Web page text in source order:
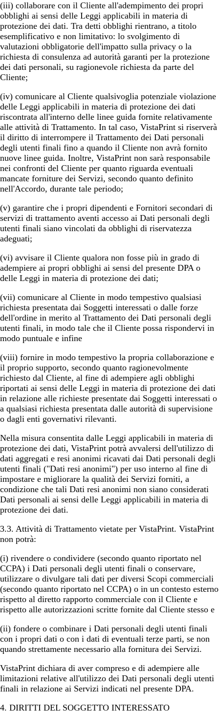
(iii) collaborare con il Cliente all'adempimento dei propri
obblighi ai sensi delle Leggi applicabili in materia di
protezione dei dati. Tra detti obblighi rientrano, a titolo
esemplificativo e non limitativo: lo svolgimento di
valutazioni obbligatorie dell'impatto sulla privacy o la
richiesta di consulenza ad autorità garanti per la protezione
dei dati personali, su ragionevole richiesta da parte del
Cliente;
(iv) comunicare al Cliente qualsivoglia potenziale violazione
delle Leggi applicabili in materia di protezione dei dati
riscontrata all'interno delle linee guida fornite relativamente
alle attività di Trattamento. In tal caso, VistaPrint si riserverà
il diritto di interrompere il Trattamento dei Dati personali
degli utenti finali fino a quando il Cliente non avrà fornito
nuove linee guida. Inoltre, VistaPrint non sarà responsabile
nei confronti del Cliente per quanto riguarda eventuali
mancate forniture dei Servizi, secondo quanto definito
nell'Accordo, durante tale periodo;
(v) garantire che i propri dipendenti e Fornitori secondari di
servizi di trattamento aventi accesso ai Dati personali degli
utenti finali siano vincolati da obblighi di riservatezza
adeguati;
(vi) avvisare il Cliente qualora non fosse più in grado di
adempiere ai propri obblighi ai sensi del presente DPA o
delle Leggi in materia di protezione dei dati;
(vii) comunicare al Cliente in modo tempestivo qualsiasi
richiesta presentata dai Soggetti interessati o dalle forze
dell'ordine in merito al Trattamento dei Dati personali degli
utenti finali, in modo tale che il Cliente possa rispondervi in
modo puntuale e infine
(viii) fornire in modo tempestivo la propria collaborazione e
il proprio supporto, secondo quanto ragionevolmente
richiesto dal Cliente, al fine di adempiere agli obblighi
riportati ai sensi delle Leggi in materia di protezione dei dati
in relazione alle richieste presentate dai Soggetti interessati o
a qualsiasi richiesta presentata dalle autorità di supervisione
o dagli enti governativi rilevanti.
Nella misura consentita dalle Leggi applicabili in materia di
protezione dei dati, VistaPrint potrà avvalersi dell'utilizzo di
dati aggregati e resi anonimi ricavati dai Dati personali degli
utenti finali ("Dati resi anonimi") per uso interno al fine di
impostare e migliorare la qualità dei Servizi forniti, a
condizione che tali Dati resi anonimi non siano considerati
Dati personali ai sensi delle Leggi applicabili in materia di
protezione dei dati.
3.3. Attività di Trattamento vietate per VistaPrint. VistaPrint
non potrà:
(i) rivendere o condividere (secondo quanto riportato nel
CCPA) i Dati personali degli utenti finali o conservare,
utilizzare o divulgare tali dati per diversi Scopi commerciali
(secondo quanto riportato nel CCPA) o in un contesto esterno
rispetto al diretto rapporto commerciale con il Cliente e
rispetto alle autorizzazioni scritte fornite dal Cliente stesso e
(ii) fondere o combinare i Dati personali degli utenti finali
con i propri dati o con i dati di eventuali terze parti, se non
quando strettamente necessario alla fornitura dei Servizi.
VistaPrint dichiara di aver compreso e di adempiere alle
limitazioni relative all'utilizzo dei Dati personali degli utenti
finali in relazione ai Servizi indicati nel presente DPA.
4. DIRITTI DEL SOGGETTO INTERESSATO